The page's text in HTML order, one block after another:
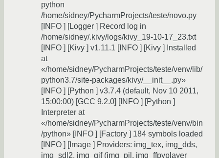
python
/home/sidney/PycharmProjects/teste/novo.py
[INFO ] [Logger ] Record log in
/home/sidney/.kivy/logs/kivy_19-10-17_23.txt
[INFO ] [Kivy ] v1.11.1 [INFO ] [Kivy ] Installed
at
«/home/sidney/PycharmProjects/teste/venv/lib/
python3.7/site-packages/kivy/__init__.py»
[INFO ] [Python ] v3.7.4 (default, Nov 10 2011,
15:00:00) [GCC 9.2.0] [INFO ] [Python ]
Interpreter at
«/home/sidney/PycharmProjects/teste/venv/bin
/python» [INFO ] [Factory ] 184 symbols loaded
[INFO ] [Image ] Providers: img_tex, img_dds,
img_sdl2, img_gif (img_pil, img_ffpyplayer